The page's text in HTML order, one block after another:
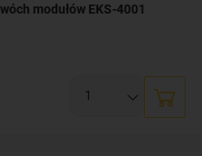
modułów EKS-4001